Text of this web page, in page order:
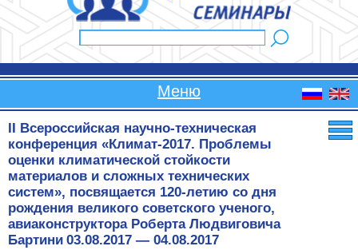
Форма поиска
Меню
II Всероссийская научно-техническая
конференция «Климат-2017. Проблемы
оценки климатической стойкости
материалов и сложных технических
систем», посвящается 120-летию со дня
рождения великого советского ученого,
авиаконструктора Роберта Людвиговича
Бартини 03.08.2017 — 04.08.2017